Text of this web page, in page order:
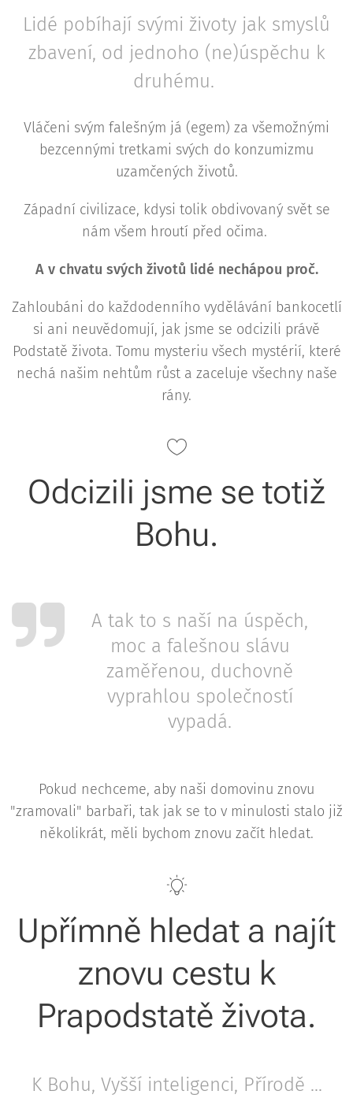
Lidé pobíhají svými životy jak smyslů
zbavení, od jednoho (ne)úspěchu k
druhému.
Vláčeni svým falešným já (egem) za všemožnými
bezcennými tretkami svých do konzumizmu
uzamčených životů.
Západní civilizace, kdysi tolik obdivovaný svět se
nám všem hroutí před očima.
A v chvatu svých životů lidé nechápou proč.
Zahloubáni do každodenního vydělávání bankocetlí
si ani neuvědomují, jak jsme se odcizili právě
Podstatě života. Tomu mysteriu všech mystérií, které
nechá našim nehtům růst a zaceluje všechny naše
rány.
Odcizili jsme se totiž
Bohu.
A tak to s naší na úspěch,
moc a falešnou slávu
zaměřenou, duchovně
vyprahlou společností
vypadá.
Pokud nechceme, aby naši domovinu znovu
"zramovali" barbaři, tak jak se to v minulosti stalo již
několikrát, měli bychom znovu začít hledat.
Upřímně hledat a najít
znovu cestu k
Prapodstatě života.
K Bohu, Vyšší inteligenci, Přírodě ...